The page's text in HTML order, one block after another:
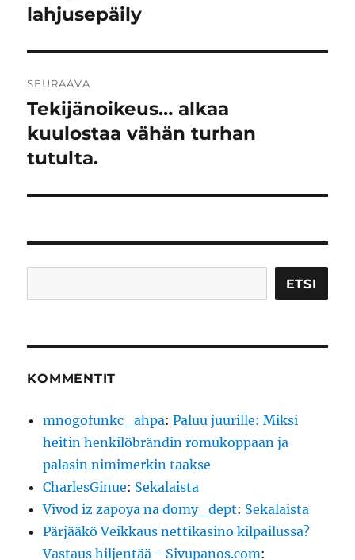
artikkeli:
lahjusepäily
SEURAAVA
Seuraava
artikkeli:
Tekijänoikeus… alkaa
kuulostaa vähän turhan
tutulta.
ETSI
KOMMENTIT
mnogofunkc_ahpa:Paluu juurille: Miksi
heitin henkilöbrändin romukoppaan ja
palasin nimimerkin taakse
CharlesGinue: Sekalaista
Vivod iz zapoya na domy_dept: Sekalaista
Pärjääkö Veikkaus nettikasino kilpailussa?
Vastaus hiljentää - Sivupanos.com: